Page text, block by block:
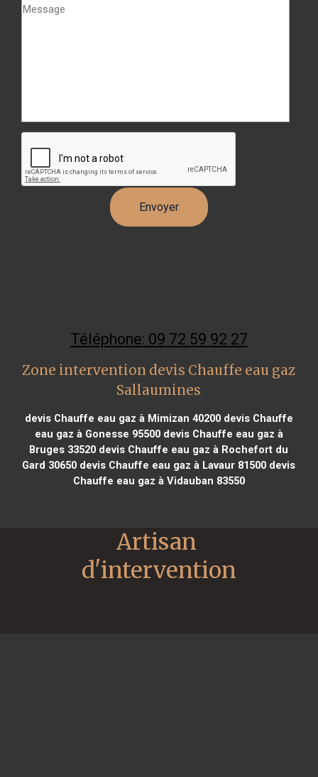
Téléphone: 09 72 59 92 27
Zone intervention devis Chauffe eau gaz
Sallaumines
devis Chauffe eau gaz à Mimizan 40200devis Chauffe
eau gaz à Gonesse 95500devis Chauffe eau gaz à
Bruges 33520 devis Chauffe eau gaz à Rochefort du
Gard 30650 devis Chauffe eau gaz à Lavaur 81500 devis
Chauffe eau gaz à Vidauban 83550
Artisan
d'intervention